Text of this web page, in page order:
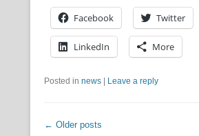
Facebook Twitter
LinkedIn More
Posted in news | Leave a reply
Post navigation
← Older posts